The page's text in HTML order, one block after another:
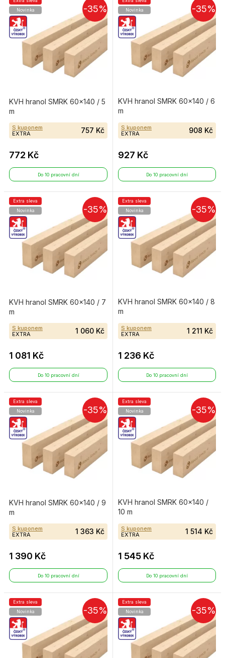
-35%
Novinka
KVH hranol SMRK 60×140 / 5
m
S kuponem
EXTRA
757 Kč
772 Kč
Do 10 pracovní dní
-35%
Novinka
KVH hranol SMRK 60×140 / 6
m
S kuponem
EXTRA
908 Kč
927 Kč
Do 10 pracovní dní
-35%
Extra sleva
Novinka
KVH hranol SMRK 60×140 / 7
m
S kuponem
EXTRA
1 060 Kč
1 081 Kč
Do 10 pracovní dní
-35%
Extra sleva
Novinka
KVH hranol SMRK 60×140 / 8
m
S kuponem
EXTRA
1 211 Kč
1 236 Kč
Do 10 pracovní dní
-35%
Extra sleva
Novinka
KVH hranol SMRK 60×140 / 9
m
S kuponem
EXTRA
1 363 Kč
1 390 Kč
Do 10 pracovní dní
-35%
Extra sleva
Novinka
KVH hranol SMRK 60×140 /
10 m
S kuponem
EXTRA
1 514 Kč
1 545 Kč
Do 10 pracovní dní
-35%
Extra sleva
Novinka
-35%
Extra sleva
Novinka